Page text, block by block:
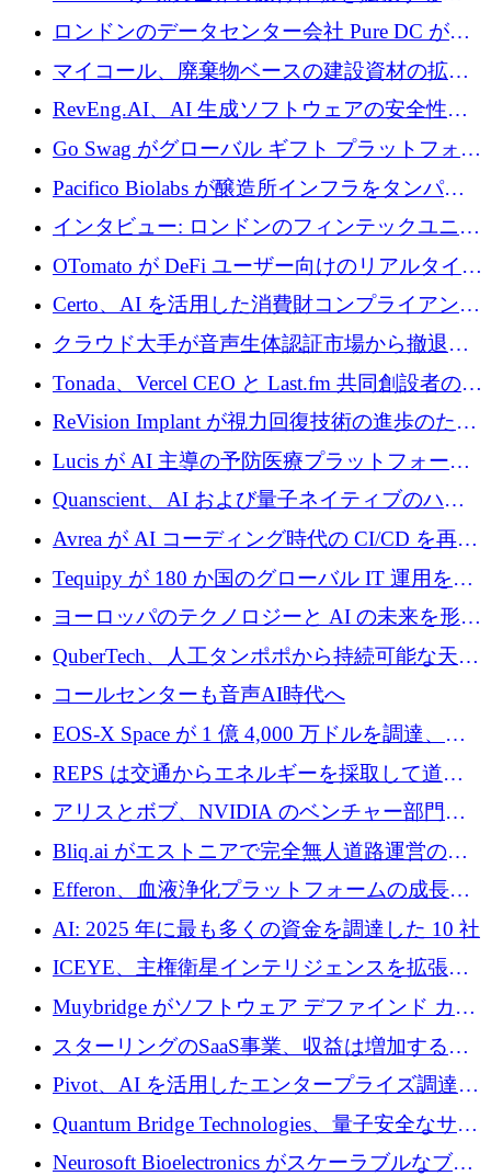
めに 5,800 万ドルを獲得
ロンドンのデータセンター会社 Pure DC が欧
州と中東の拡張に 27 億ドルを確保
マイコール、廃棄物ベースの建設資材の拡大
に400万ポンドを投資
RevEng.AI、AI 生成ソフトウェアの安全性を
確保するために 1,500 万ドルを調達
Go Swag がグローバル ギフト プラットフォー
ムを拡大するために 500 万ドルを調達
Pacifico Biolabs が醸造所インフラをタンパク
質生産に転換するために 700 万ユーロを調達
インタビュー: ロンドンのフィンテックユニコ
ーン Tide の CEO、オリバー・プリル氏
OTomato が DeFi ユーザー向けのリアルタイム
インテリジェンス レイヤーを構築するために
Improbable から 200 万ドルを調達
Certo、AI を活用した消費財コンプライアンス
プラットフォームのために 400 万ドルを調達
クラウド大手が音声生体認証市場から撤退す
るなか、Voxmindが54万6,000ポンドのプレシ
ード資金を調達
Tonada、Vercel CEO と Last.fm 共同創設者の支
援を受けてステルス撤退
ReVision Implant が視力回復技術の進歩のため
に 400 万ユーロを確保
Lucis が AI 主導の予防医療プラットフォーム
を拡大するためにシリーズ A で 2,000 万ドル
を調達
Quanscient、AI および量子ネイティブのハー
ドウェア エンジニアリングを推進するために
1,000 万ユーロを調達
Avrea が AI コーディング時代の CI/CD を再発
明するために 470 万ドルをかけてステルスか
ら浮上
Tequipy が 180 か国のグローバル IT 運用を自
動化するために 300 万ユーロ以上を調達
ヨーロッパのテクノロジーと AI の未来を形作
る: イノベーション リーダーが Nexus
Luxembourg 2026 に集まる理由
QuberTech、人工タンポポから持続可能な天然
ゴムを開発するために 340 万ポンドを調達
コールセンターも音声AI時代へ
EOS-X Space が 1 億 4,000 万ドルを調達、
Mistral が Emmi AI を買収、Bliq がエストニア
での完全無人道路運営を承認
REPS は交通からエネルギーを採取して道路
を発電所に変えるために 2,360 万ドルを調達
アリスとボブ、NVIDIA のベンチャー部門か
らの投資でシリーズ B を拡大
Bliq.ai がエストニアで完全無人道路運営の承
認を獲得
Efferon、血液浄化プラットフォームの成長に
250万ユーロを確保
AI: 2025 年に最も多くの資金を調達した 10 社
ICEYE、主権衛星インテリジェンスを拡張す
るために 3 億ユーロの信用枠を確保
Muybridge がソフトウェア デファインド カメ
ラ テクノロジーを拡張するためにシリーズ A
で 1,600 万ドルを調達
スターリングのSaaS事業、収益は増加するも
グループ利益は減少
Pivot、AI を活用したエンタープライズ調達プ
ラットフォームを拡大するために 4,000 万ド
ルを調達
Quantum Bridge Technologies、量子安全なサイ
バーセキュリティ インフラストラクチャの拡
Neurosoft Bioelectronics がスケーラブルなブレ